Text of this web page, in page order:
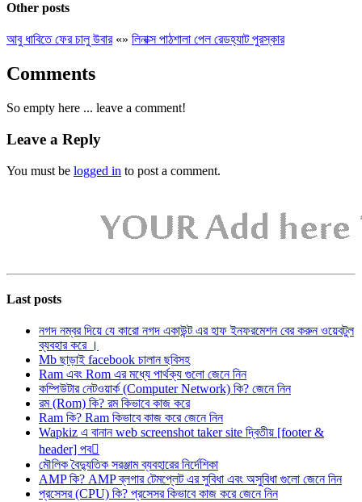
Other posts
আবু ধাবিতে ফের চালু উবার«» লিনাক্স পাঠশালা পেল রেডহ্যাট পুরস্কার
Comments
So empty here ... leave a comment!
Leave a Reply
You must be logged in to post a comment.
Last posts
নগদ নম্বর দিয়ে যে কারো নগদ একাউন্ট এর হাফ ইনফরমেশন বের করুন ওয়েবটুল
ব্যবহার করে ।
Mb ছাড়াই facebook চালান ছবিসহ
Ram এবং Rom এর মধ্যে পার্থক্য গুলো জেনে নিন
কম্পিউটার নেটওয়ার্ক (Computer Network) কি? জেনে নিন
রম (Rom) কি? রম কিভাবে কাজ করে
Ram কি? Ram কিভাবে কাজ করে জেনে নিন
Wapkiz এ বানান web screenshot taker site দ্বিতীয় [footer &
header] পব
মৌলিক বৈদ্যুতিক সরঞ্জাম ব্যবহারের নির্দেশিকা
AMP কি? AMP ব্লগার টেমপ্লেট এর সুবিধা এবং অসুবিধা গুলো জেনে নিন
প্রসেসর (CPU) কি? প্রসেসর কিভাবে কাজ করে জেনে নিন